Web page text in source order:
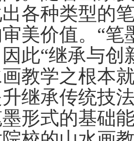
各种类型的
美价值。“笔
此“继承与创
学之根本就
继承传统技
形式的基础